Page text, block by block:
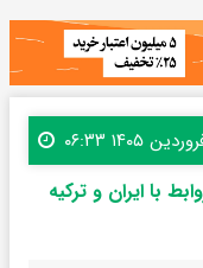
با ایران و ترکیه